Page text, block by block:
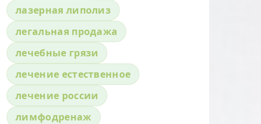
лазерная липолиз
легальная продажа
лечебные грязи
лечение естественное
лечение россии
лимфодренаж